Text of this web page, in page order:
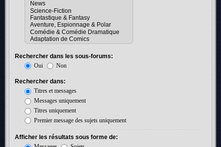
Rechercher dans les sous-forums:
Oui
Non
Rechercher dans:
Titres et messages
Messages uniquement
Titres uniquement
Premier message des sujets uniquement
Afficher les résultats sous forme de: